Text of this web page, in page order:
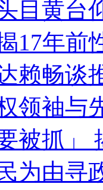
目黄台
17年前
赖畅谈
领袖与
被抓
为由寻